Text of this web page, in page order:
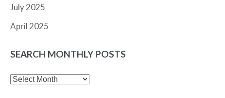
July 2025
April 2025
SEARCH MONTHLY POSTS
SEARCH